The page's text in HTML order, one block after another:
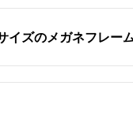
イズのメガネフレー